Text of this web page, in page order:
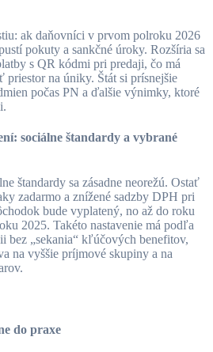
ak daňovníci v prvom polroku 2026
pokuty a sankčné úroky. Rozšíria sa
s QR kódmi pri predaji, čo má
na úniky. Štát si prísnejšie
počas PN a ďalšie výnimky, ktoré
sociálne štandardy a vybrané
štandardy sa zásadne neorežú. Ostať
zadarmo a znížené sadzby DPH pri
bude vyplatený, no až do roku
2025. Takéto nastavenie má podľa
bez „sekania“ kľúčových benefitov,
na vyššie príjmové skupiny a na
do praxe